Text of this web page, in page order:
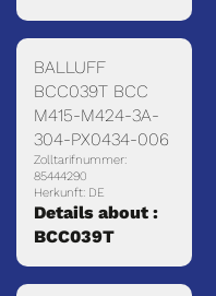
BALLUFF
BCC039T BCC
M415-M424-3A-
304-PX0434-006
Zolltarifnummer:
85444290
Herkunft: DE
Details about :
BCC039T